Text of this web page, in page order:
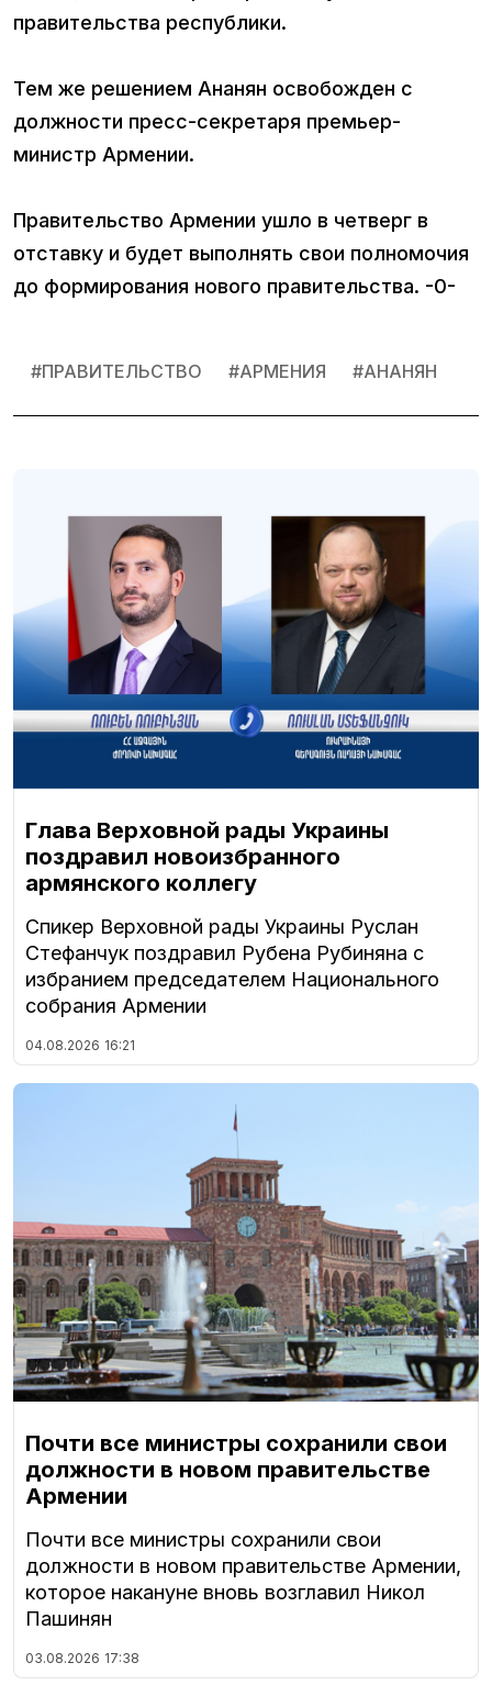
правительства республики.
Тем же решением Ананян освобожден с
должности пресс-секретаря премьер-
министр Армении.
Правительство Армении ушло в четверг в
отставку и будет выполнять свои полномочия
до формирования нового правительства. -0-
#ПРАВИТЕЛЬСТВО #АРМЕНИЯ #АНАНЯН
Глава Верховной рады Украины
поздравил новоизбранного
армянского коллегу
Спикер Верховной рады Украины Руслан
Стефанчук поздравил Рубена Рубиняна с
избранием председателем Национального
собрания Армении
04.08.2026 16:21
Почти все министры сохранили свои
должности в новом правительстве
Армении
Почти все министры сохранили свои
должности в новом правительстве Армении,
которое накануне вновь возглавил Никол
Пашинян
03.08.2026 17:38